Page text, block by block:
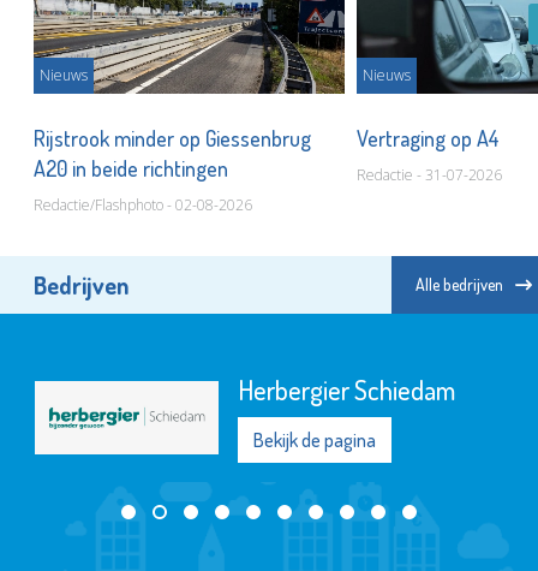
Nieuws
Rijstrook minder op Giessenbrug
A20 in beide richtingen
Redactie/Flashphoto - 02-08-2026
Nieuws
Vertraging op A4
Redactie - 31-07-2026
Bedrijven Alle bedrijven
Herbergier Schiedam
Bekijk de pagina